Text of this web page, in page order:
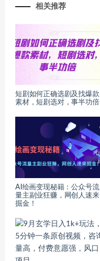
相关推荐
短剧如何正确选剧及找爆款
素材，短剧选对，事半功倍
AI绘画变现秘籍：公众号流
量主副业狂赚，网创人速来
掘金！